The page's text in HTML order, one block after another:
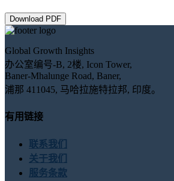
Download PDF
Global Growth Insights
办公室编号-B, 2楼, Icon Tower,
Baner-Mhalunge Road, Baner,
浦那 411045, 马哈拉施特拉邦, 印度。
有用链接
联系我们
关于我们
服务条款